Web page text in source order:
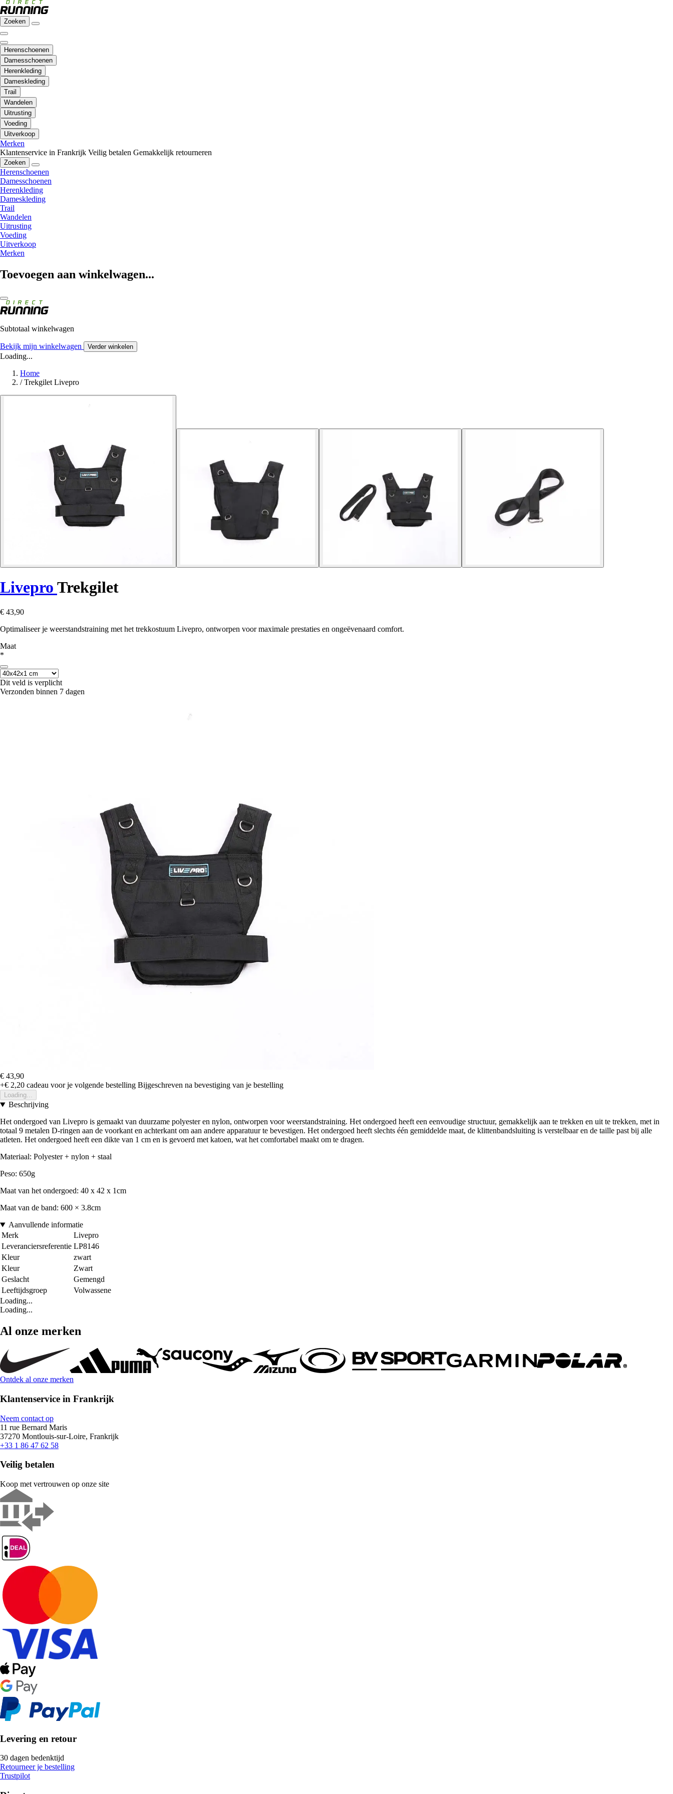
Zoeken
Herenschoenen
Damesschoenen
Herenkleding
Dameskleding
Trail
Wandelen
Uitrusting
Voeding
Uitverkoop
Merken
Klantenservice in Frankrijk Veilig betalen Gemakkelijk retourneren
Zoeken
Herenschoenen
Damesschoenen
Herenkleding
Dameskleding
Trail
Wandelen
Uitrusting
Voeding
Uitverkoop
Merken
Toevoegen aan winkelwagen...
Subtotaal winkelwagen
Bekijk mijn winkelwagen Verder winkelen
Loading...
Home
/ Trekgilet Livepro
Livepro Trekgilet
€ 43,90
Optimaliseer je weerstandstraining met het trekkostuum Livepro, ontworpen voor maximale prestaties en ongeëvenaard comfort.
Maat
*
Dit veld is verplicht
Verzonden binnen 7 dagen
€ 43,90
+€ 2,20 cadeau voor je volgende bestelling Bijgeschreven na bevestiging van je bestelling
Loading...
Beschrijving
Het ondergoed van Livepro is gemaakt van duurzame polyester en nylon, ontworpen voor weerstandstraining. Het ondergoed heeft een eenvoudige structuur, gemakkelijk aan te trekken en uit te trekken, met in
totaal 9 metalen D-ringen aan de voorkant en achterkant om aan andere apparatuur te bevestigen. Het ondergoed heeft slechts één gemiddelde maat, de klittenbandsluiting is verstelbaar en de taille past bij alle
atleten. Het ondergoed heeft een dikte van 1 cm en is gevoerd met katoen, wat het comfortabel maakt om te dragen.
Materiaal: Polyester + nylon + staal
Peso: 650g
Maat van het ondergoed: 40 x 42 x 1cm
Maat van de band: 600 × 3.8cm
Aanvullende informatie
Merk
Livepro
Leveranciersreferentie LP8146
Kleur
zwart
Kleur
Zwart
Geslacht
Gemengd
Leeftijdsgroep
Volwassene
Loading...
Loading...
Al onze merken
Ontdek al onze merken
Klantenservice in Frankrijk
Neem contact op
11 rue Bernard Maris
37270 Montlouis-sur-Loire, Frankrijk
+33 1 86 47 62 58
Veilig betalen
Koop met vertrouwen op onze site
Levering en retour
30 dagen bedenktijd
Retourneer je bestelling
Trustpilot